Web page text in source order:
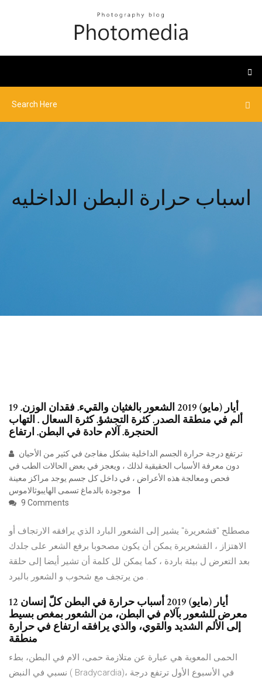
اسباب حرارة البطن الداخليه
19 أيار (مايو) 2019 الشعور بالغثيان والقيء. فقدان الوزن.
ألم في منطقة الصدر. كثرة التجشؤ. كثرة السعال . التهاب
دون معرفة الأسباب الحقيقية لذلك ، ويعجز في بعض الحالات الطب في
فحص ومعالجة هذه الأعراض ، في داخل كل جسم يوجد مراكز معينة
9 Comments
مصطلح "قشعريرة" يشير إلى الشعور البارد الذي يرافقه الارتجاف أو
الاهتزاز ، القشعريرة يمكن أن يكون مصحوبا برفع الشعر على جلدك
بعد التعرض ل بيئة باردة ، كما يمكن لل كلمة أن تشير أيضا إلى حلقة
من يرتجف مع شحوب و الشعور بالبرد .
12 أيار (مايو) 2019 أسباب حرارة في البطن كلّ إنسان
معرض للشعور بآلام في البطن، من الشعور بمغص بسيط
إلى الألم الشديد والقوي، والذي يرافقه ارتفاع في حرارة
الحمى المعوية هي عبارة عن متلازمة حمى، الام في البطن، بطء
نسبي في النبض ( Bradycardia)، في الأسبوع الأول ترتفع درجة